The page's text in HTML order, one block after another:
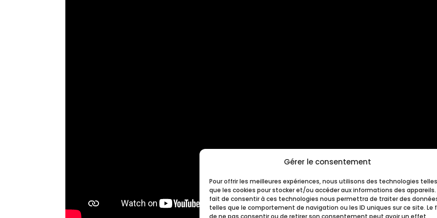
Gérer le consentement
Pour offrir les meilleures expériences, nous utilisons des technologies telles
que les cookies pour stocker et/ou accéder aux informations des appareils.
fait de consentir à ces technologies nous permettra de traiter des
telles que le comportement de navigation ou les ID uniques sur ce site. Le
de ne pas consentir ou de retirer son consentement peut avoir un effet